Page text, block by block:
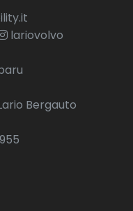
lariovolvo
Bergauto